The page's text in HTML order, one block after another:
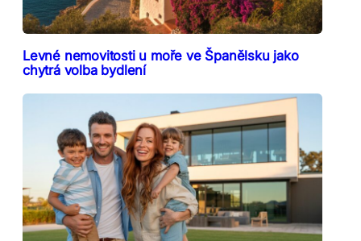
Levné nemovitosti u moře ve Španělsku jako
chytrá volba bydlení